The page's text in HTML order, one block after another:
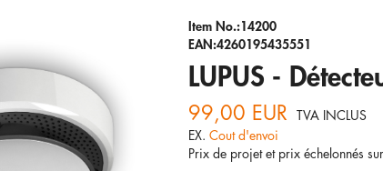
Item No.:14200
EAN:4260195435551
LUPUS -
99,00 EUR TVA INCLUS
EX. Cout d'envoi
Prix de projet et prix échelonnés